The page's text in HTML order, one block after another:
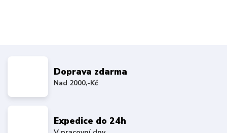
Doprava zdarma
Nad 2000,-Kč
Expedice do 24h